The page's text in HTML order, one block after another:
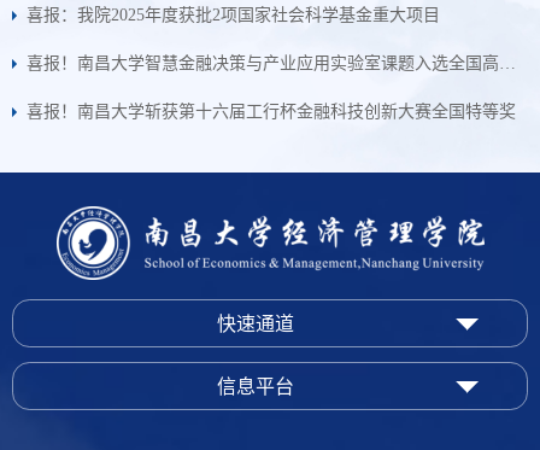
喜报：我院2025年度获批2项国家社会科学基金重大项目
喜报！南昌大学智慧金融决策与产业应用实验室课题入选全国高等学校教学研究中心数字教材研究立项
喜报！南昌大学斩获第十六届工行杯金融科技创新大赛全国特等奖
快速通道
信息平台